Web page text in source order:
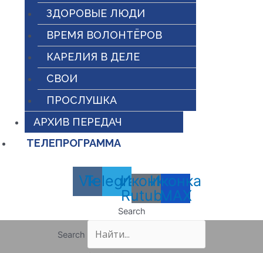
ЗДОРОВЫЕ ЛЮДИ
ВРЕМЯ ВОЛОНТЁРОВ
КАРЕЛИЯ В ДЕЛЕ
СВОИ
ПРОСЛУШКА
АРХИВ ПЕРЕДАЧ
ТЕЛЕПРОГРАММА
Vk
Telegram
Иконка
Rutube
Иконка
MAX
Search
Search